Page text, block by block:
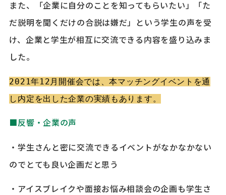
また、「企業に自分のことを知ってもらいたい」「た
だ説明を聞くだけの合説は嫌だ」という学生の声を受
け、企業と学生が相互に交流できる内容を盛り込みま
した。
2021年12月開催会では、本マッチングイベントを通
し内定を出した企業の実績もあります。
■反響・企業の声
・学生さんと密に交流できるイベントがなかなかない
のでとても良い企画だと思う
・アイスブレイクや面接お悩み相談会の企画も学生さ